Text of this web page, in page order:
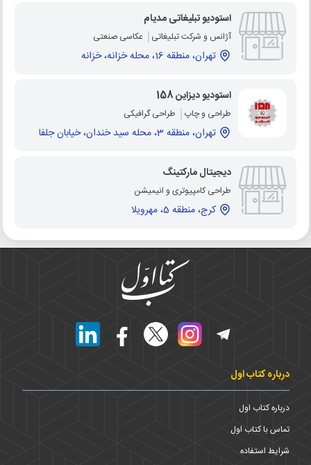
استودیو تبلیغاتی مدیام
آژانس و شرکت تبلیغاتی عکاسی صنعتی
تهران، منطقه 16، محله خزانه، خزانه
استودیو دیزاین 158
طراحی و چاپ طراحی گرافیکی
تهران، منطقه 3، محله سید خندان، خیابان جلفا
دیجیتال مارکتینگ
طراحی کامپیوتری و انیمیشن
کرج، منطقه 5، مهرویلا
درباره کتاب اول
درباره کتاب اول
تماس با کتاب اول
شرایط استفاده